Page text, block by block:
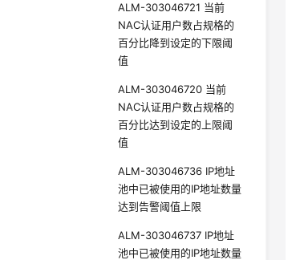
ALM-303046721 当前
NAC认证用户数占规格的
百分比降到设定的下限阈
值
ALM-303046720 当前
NAC认证用户数占规格的
百分比达到设定的上限阈
值
ALM-303046736 IP地址
池中已被使用的IP地址数量
达到告警阈值上限
ALM-303046737 IP地址
池中已被使用的IP地址数量